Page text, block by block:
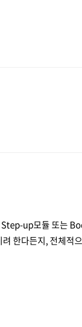
Step-up모듈 또는
한다든지, 전체적